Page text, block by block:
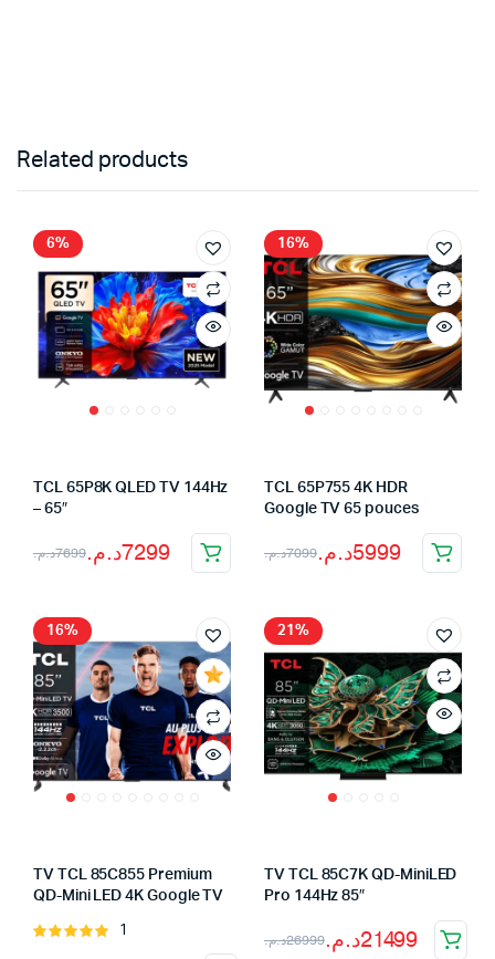
Related products
6%
TCL 65P8K QLED TV 144Hz
– 65″
7699د.م.
Le
initial
était :
7699د.م..
7299د.م.
Le
actuel
est :
7299د.م..
16%
TCL 65P755 4K HDR
Google TV 65 pouces
7099د.م.
Le
initial
était :
7099د.م..
5999د.م.
Le
actuel
est :
5999د.م..
16%
TV TCL 85C855 Premium
QD-Mini LED 4K Google TV
Note
1
21%
TV TCL 85C7K QD-MiniLED
Pro 144Hz 85″
26999د.م.
Le
21499د.م.
Le